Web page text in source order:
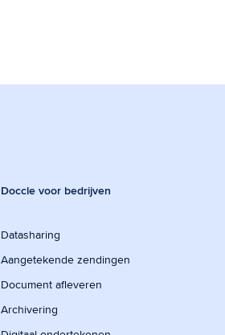
Doccle voor bedrijven
Datasharing
Aangetekende zendingen
Document afleveren
Archivering